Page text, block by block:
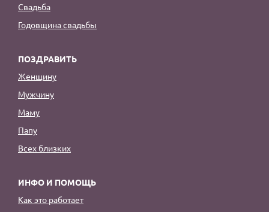
Свадьба
Годовщина свадьбы
ПОЗДРАВИТЬ
Женщину
Мужчину
Маму
Папу
Всех близких
ИНФО И ПОМОЩЬ
Как это работает